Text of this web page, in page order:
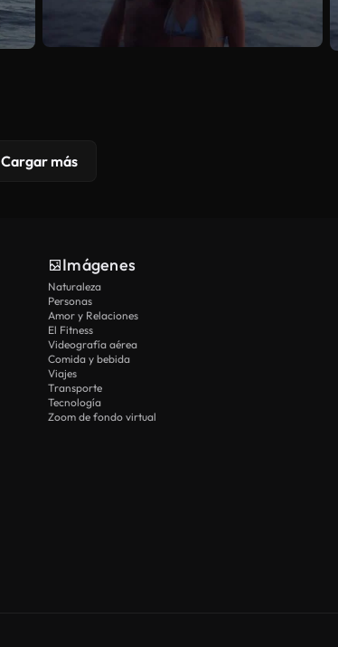
Cargar más
Imágenes
Naturaleza
Personas
Amor y Relaciones
El Fitness
Videografía aérea
Comida y bebida
Viajes
Transporte
Tecnología
Zoom de fondo virtual